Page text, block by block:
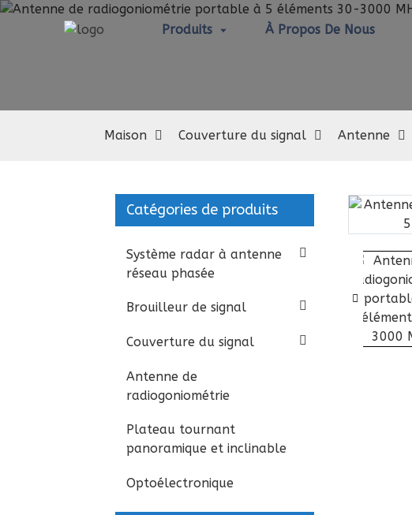
Produits À Propos De Nous
Maison Couverture du signal Antenne
Catégories de produits
Système radar à antenne
réseau phasée
Brouilleur de signal
Couverture du signal
Antenne de
radiogoniométrie
Plateau tournant
panoramique et inclinable
Optoélectronique